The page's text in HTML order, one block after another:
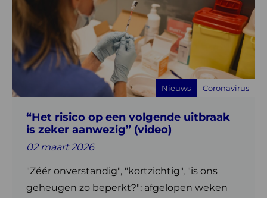
“Het risico op een volgende uitbraak
is zeker aanwezig” (video)
02 maart 2026
"Zéér onverstandig", "kortzichtig", "is ons
geheugen zo beperkt?": afgelopen weken
Nieuws Coronavirus
over
“Het
risico
op
een
uitbraak
zeker
aanwezig”
(video)